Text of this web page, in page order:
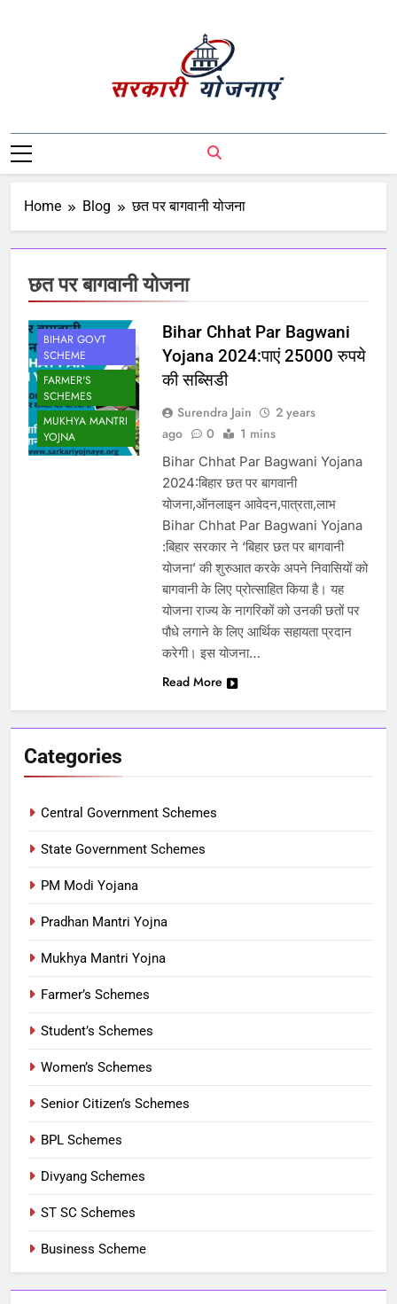
Sarkari Yojnaye
सरकारी योजनाएं | Central Government
Schemes | State Government Schemes |
PM Modi Yojna | Pradhanmantri Yojna |
PM Modi Schemes | Place To Find All The
Home Blog छत पर बागवानी योजना
छत पर बागवानी योजना
BIHAR GOVT
SCHEME
FARMER'S
SCHEMES
MUKHYA MANTRI
YOJNA
Bihar Chhat Par Bagwani
Yojana 2024:पाएं 25000 रुपये
की सब्सिडी
Surendra Jain
2 years
ago
0 1 mins
Bihar Chhat Par Bagwani Yojana
2024:बिहार छत पर बागवानी
योजना,ऑनलाइन आवेदन,पात्रता,लाभ
Bihar Chhat Par Bagwani Yojana
:बिहार सरकार ने ‘बिहार छत पर बागवानी
योजना’ की शुरुआत करके अपने निवासियों को
बागवानी के लिए प्रोत्साहित किया है। यह
योजना राज्य के नागरिकों को उनकी छतों पर
पौधे लगाने के लिए आर्थिक सहायता प्रदान
करेगी। इस योजना…
Read More
Categories
Central Government Schemes
State Government Schemes
PM Modi Yojana
Pradhan Mantri Yojna
Mukhya Mantri Yojna
Farmer’s Schemes
Student’s Schemes
Women’s Schemes
Senior Citizen’s Schemes
BPL Schemes
Divyang Schemes
ST SC Schemes
Business Scheme